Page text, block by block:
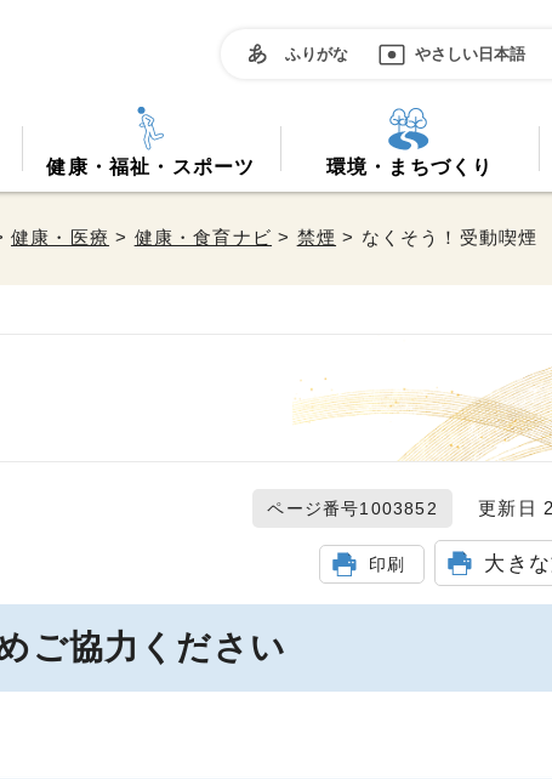
ふりがな やさしい日本語
健康・福祉・スポーツ 環境・まちづくり
健康・医療 > 健康・食育ナビ > 禁煙 > なくそう！受動喫煙
ページ番号1003852 更新日
印刷 大き
ご協力ください